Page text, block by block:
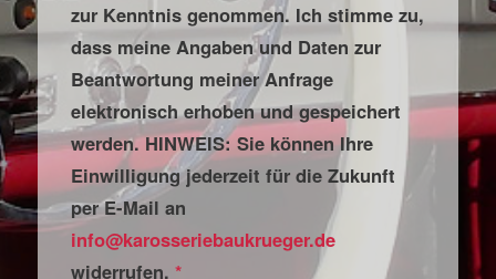
zur Kenntnis genommen. Ich stimme zu,
dass meine Angaben und Daten zur
Beantwortung meiner Anfrage
elektronisch erhoben und gespeichert
werden. HINWEIS: Sie können Ihre
Einwilligung jederzeit für die Zukunft
per E-Mail an
info@karosseriebaukrueger.de
widerrufen. *